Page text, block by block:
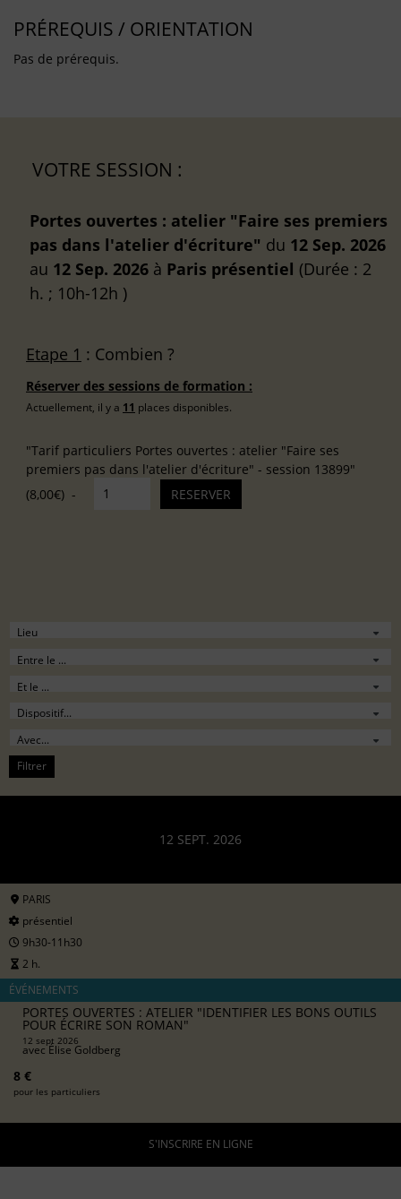
PRÉREQUIS / ORIENTATION
Pas de prérequis.
VOTRE SESSION :
Portes ouvertes : atelier "Faire ses premiers
pas dans l'atelier d'écriture" du 12 Sep. 2026
au 12 Sep. 2026 à Paris présentiel (Durée : 2
h. ; 10h-12h )
Etape 1 : Combien ?
Réserver des sessions de formation :
Actuellement, il y a 11 places disponibles.
"Tarif particuliers Portes ouvertes : atelier "Faire ses
premiers pas dans l'atelier d'écriture" - session 13899"
(8,00€)
Filtrer
12 SEPT. 2026
PARIS
présentiel
9h30-11h30
2 h.
ÉVÉNEMENTS
PORTES OUVERTES : ATELIER "IDENTIFIER LES BONS OUTILS
POUR ÉCRIRE SON ROMAN"
12 sept 2026
avecÉlise Goldberg
8 €
pour les particuliers
S'INSCRIRE EN LIGNE